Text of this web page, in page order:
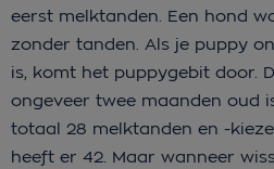
eerst melktanden. Een hond
zonder tanden. Als je puppy
is, komt het puppygebit door.
ongeveer twee maanden oud
totaal 28 melktanden en -
heeft er 42. Maar wanneer